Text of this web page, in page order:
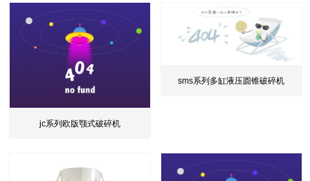
jc系列欧版颚式破碎机
sms系列多缸液压圆锥破碎机